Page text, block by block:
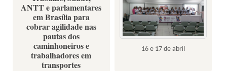
16 e 17 de abril
ANTT e parlamentares
em Brasília para
cobrar agilidade nas
pautas dos
caminhoneiros e
trabalhadores em
transportes